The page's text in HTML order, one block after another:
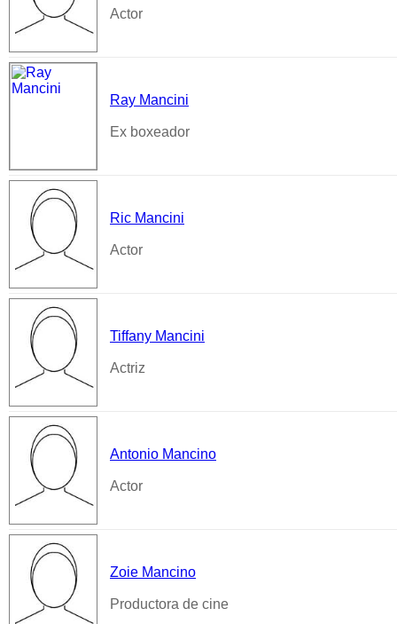
Actor
Ray Mancini
Ex boxeador
Ric Mancini
Actor
Tiffany Mancini
Actriz
Antonio Mancino
Actor
Zoie Mancino
Productora de cine